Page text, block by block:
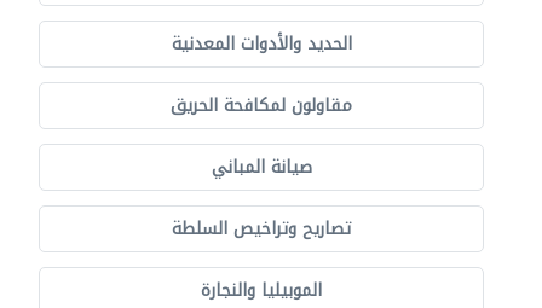
الحديد والأدوات المعدنية
مقاولون لمكافحة الحريق
صيانة المباني
تصاريح وتراخيص السلطة
الموبيليا والنجارة